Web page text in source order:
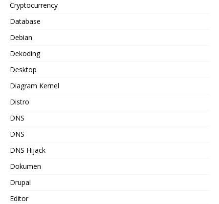
Cryptocurrency
Database
Debian
Dekoding
Desktop
Diagram Kernel
Distro
DNS
DNS
DNS Hijack
Dokumen
Drupal
Editor